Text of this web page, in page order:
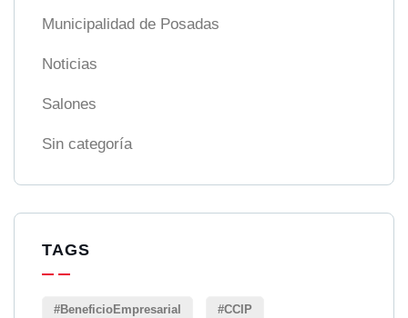
Municipalidad de Posadas
Noticias
Salones
Sin categoría
TAGS
#BeneficioEmpresarial #CCIP